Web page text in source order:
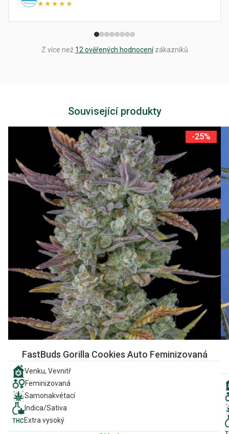
★★★★★
Z více než 12 ověřených hodnocenízákazníků
Související produkty
-25%
FastBuds Gorilla Cookies Auto Feminizovaná
Venku, Vevnitř
Feminizovaná
Samonakvétací
Indica/Sativa
Extra vysoký